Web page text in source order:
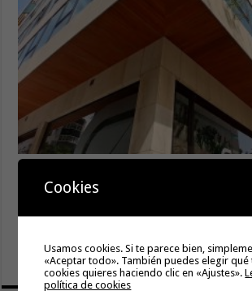
Transparencia de Canarias por cuarto
6 agosto, 2026
Cookies
Usamos cookies. Si te parece bien,
«Aceptar todo». También puedes elegir
cookies quieres haciendo clic en «Ajustes».
política de cookies